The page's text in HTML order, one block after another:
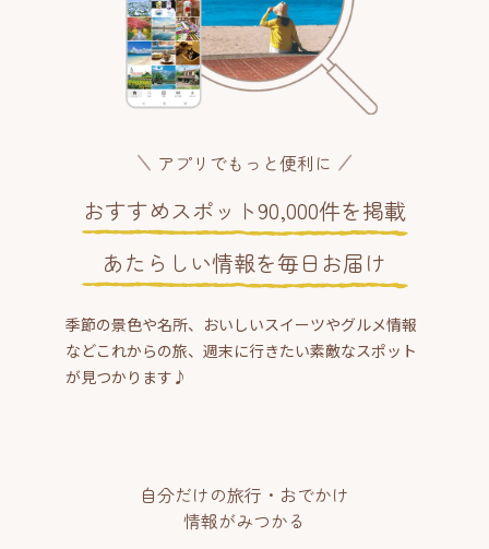
アプリでもっと便利に
おすすめスポット90,000件を掲載
あたらしい情報を毎日お届け
季節の景色や名所、おいしいスイーツやグルメ情報
などこれからの旅、週末に行きたい素敵なスポット
が見つかります♪
自分だけの旅行・おでかけ
情報がみつかる